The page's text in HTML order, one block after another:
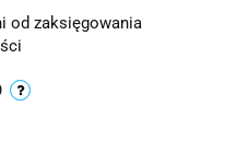
od zaksięgowania